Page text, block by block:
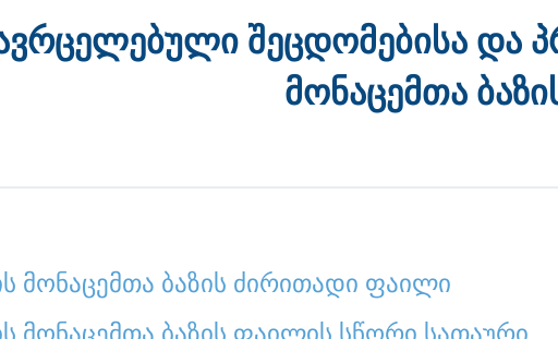
შეცდომებისა და
მონაცემთა
მონაცემთა ბაზის ძირითადი ფაილი
მონაცემთა ბაზის ფაილის სწორი სათაური